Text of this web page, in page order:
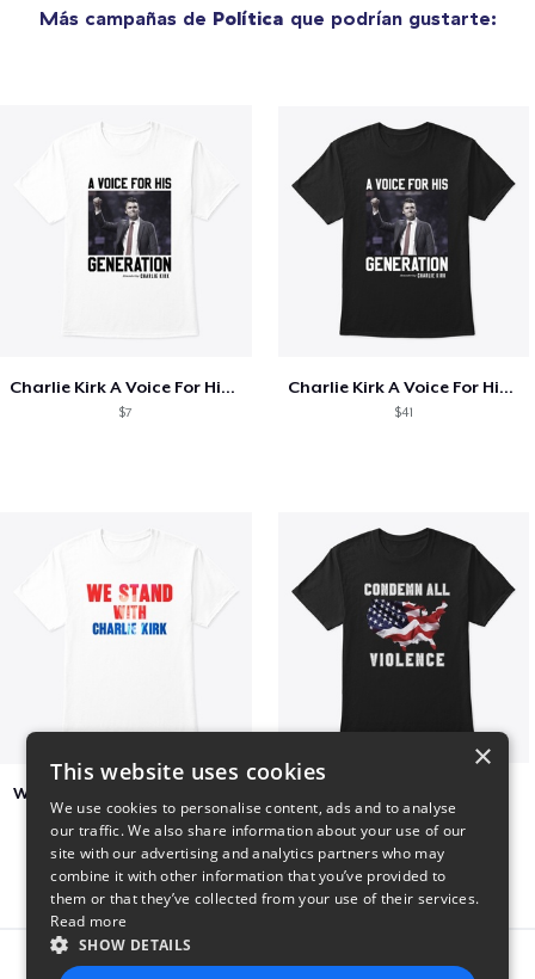
Más campañas de Política que podrían gustarte:
Charlie Kirk A Voice For His Generation
$7
Charlie Kirk A Voice For His Generation
$41
We Stand With Charlie Kirk
$7 $41
Report this product
×
This website uses cookies
We use cookies to personalise content, ads and to analyse
our traffic. We also share information about your use of our
site with our advertising and analytics partners who may
combine it with other information that you’ve provided to
them or that they’ve collected from your use of their services.
Read more
SHOW DETAILS